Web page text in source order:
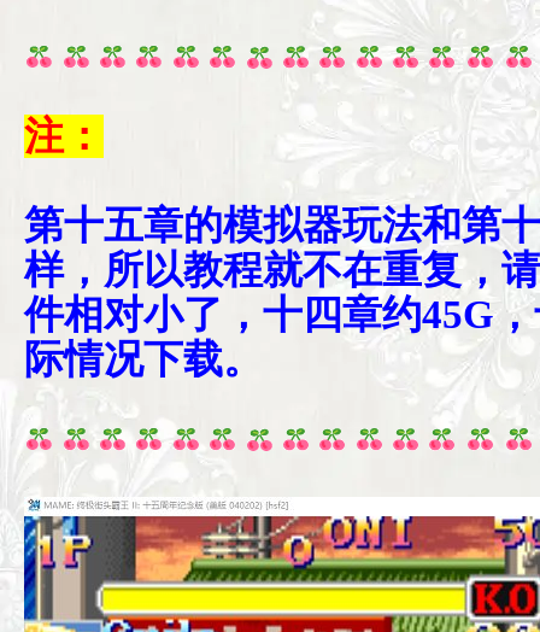
注：
第十五章的模拟器玩法和第
样，所以教程就不在重复，
件相对小了，十四章约45G
际情况下载。